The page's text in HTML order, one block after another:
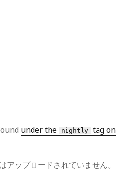
under the nightly
tag on
ップロードされていません。